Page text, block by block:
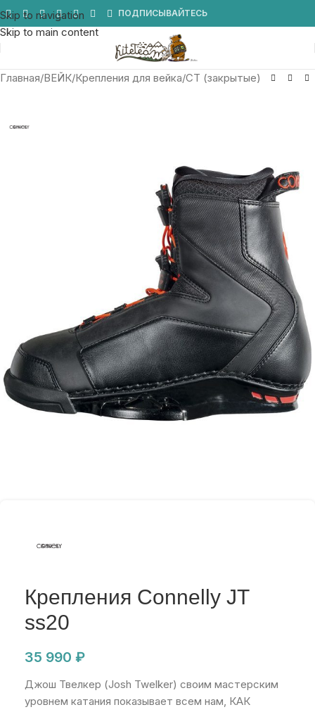
Skip to navigation
Skip to main content
ПОДПИСЫВАЙТЕСЬ
Главная/ВЕЙК/Крепления для вейка/CT (закрытые)
Крепления Connelly JT
ss20
35 990 ₽
Джош Твелкер (Josh Twelker) своим мастерским
уровнем катания показывает всем нам, КАК